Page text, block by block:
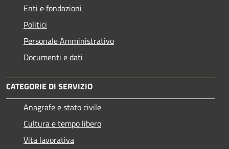
Enti e fondazioni
Politici
Personale Amministrativo
Documenti e dati
CATEGORIE DI SERVIZIO
Anagrafe e stato civile
Cultura e tempo libero
Vita lavorativa